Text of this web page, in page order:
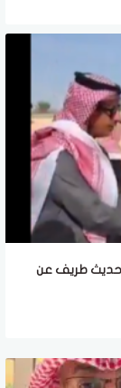
وحديث طريف عن